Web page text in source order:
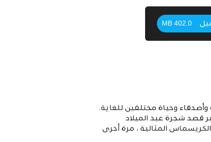
402.0 MB
وحياة مختلفين للغاية.
قصد شجرة عيد الميلاد
المثالية ، مرة أخرى